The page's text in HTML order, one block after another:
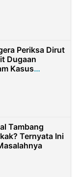
Periksa Dirut
Dugaan
Kasus
Rp2,58
Tambang
Ternyata Ini